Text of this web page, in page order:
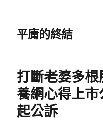
平庸的終結
打斷老婆多
養網心得上
起公訴